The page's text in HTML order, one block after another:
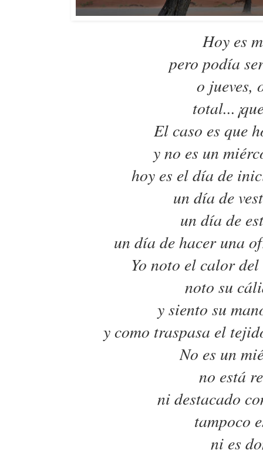
Hoy es
pero podía
o jueves,
El caso es que
y no es un
hoy es el día de
un día de
un día de
un día de hacer una
Yo noto el calor
noto su
y siento su
y como traspasa el
No es un
no está
ni destacado
tampoco
ni es